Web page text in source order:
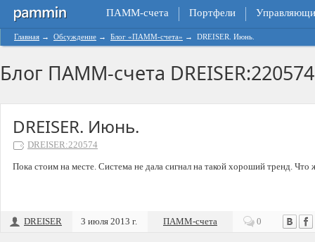
ПАММ-счета Портфели
Главная → Обсуждение → Блог «ПАММ-счета» → DREISER. Июнь.
Блог ПАММ-счета DREISER:220574
DREISER. Июнь.
DREISER:220574
Пока стоим на месте. Система не дала сигнал на такой хороший тренд.
DREISER 3 июля 2013 г. ПАММ-счета 0